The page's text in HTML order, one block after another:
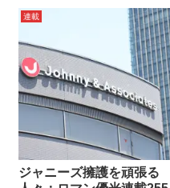
か？
連載
ジャニーズ擁護を頑張る